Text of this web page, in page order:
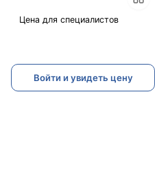
Цена для специалистов
Войти и увидеть цену